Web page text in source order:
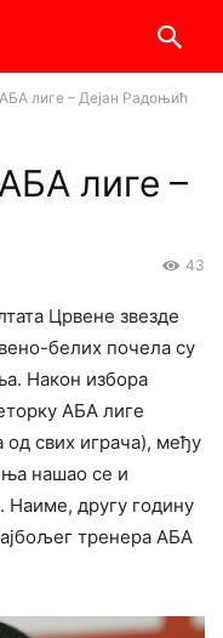
лиге – Дејан Радоњић
лиге –
43
Црвене звезде
белих почела су
Након избора
АБА лиге
свих играча), међу
нашао се и
Наиме, другу годину
тренера АБА